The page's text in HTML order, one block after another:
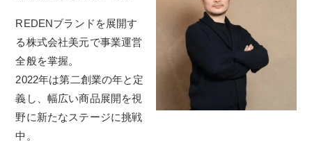
REDENブランドを展開す
る株式会社美元で事業運営
全般を掌握。
2022年は第二創業の年と定
義し、幅広い商品展開を視
野に新たなステージに挑戦
中。